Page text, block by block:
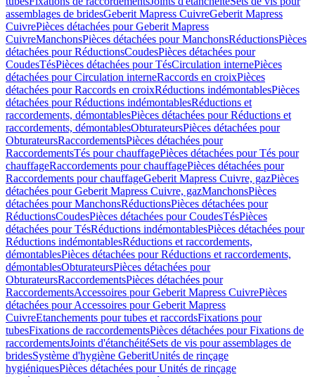
assemblages de bridesGeberit Mapress CuivreGeberit Mapress
CuivrePièces détachées pour Geberit Mapress
CuivreManchonsPièces détachées pour ManchonsRéductionsPièces
détachées pour RéductionsCoudesPièces détachées pour
CoudesTésPièces détachées pour TésCirculation internePièces
détachées pour Circulation interneRaccords en croixPièces
détachées pour Raccords en croixRéductions indémontablesPièces
détachées pour Réductions indémontablesRéductions et
raccordements, démontablesPièces détachées pour Réductions et
raccordements, démontablesObturateursPièces détachées pour
ObturateursRaccordementsPièces détachées pour
RaccordementsTés pour chauffagePièces détachées pour Tés pour
chauffageRaccordements pour chauffagePièces détachées pour
Raccordements pour chauffageGeberit Mapress Cuivre, gazPièces
détachées pour Geberit Mapress Cuivre, gazManchonsPièces
détachées pour ManchonsRéductionsPièces détachées pour
RéductionsCoudesPièces détachées pour CoudesTésPièces
détachées pour TésRéductions indémontablesPièces détachées pour
Réductions indémontablesRéductions et raccordements,
démontablesPièces détachées pour Réductions et raccordements,
démontablesObturateursPièces détachées pour
ObturateursRaccordementsPièces détachées pour
RaccordementsAccessoires pour Geberit Mapress CuivrePièces
détachées pour Accessoires pour Geberit Mapress
CuivreEtanchements pour tubes et raccordsFixations pour
tubesFixations de raccordementsPièces détachées pour Fixations de
raccordementsJoints d'étanchéitéSets de vis pour assemblages de
bridesSystème d'hygiène GeberitUnités de rinçage
hygiéniquesPièces détachées pour Unités de rinçage